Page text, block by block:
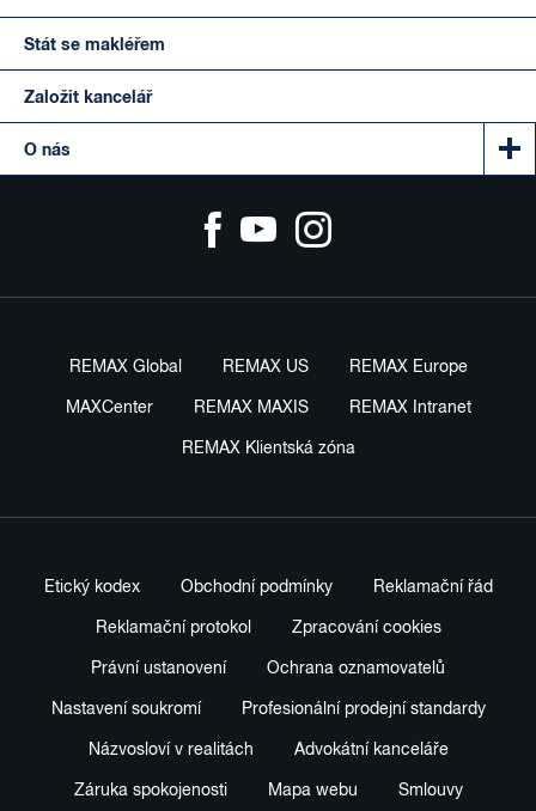
Stát se makléřem
Založit kancelář
O nás
REMAX Global REMAX US REMAX Europe
MAXCenter REMAX MAXIS REMAX Intranet
REMAX Klientská zóna
Etický kodex Obchodní podmínky Reklamační řád
Reklamační protokol Zpracování cookies
Právní ustanovení Ochrana oznamovatelů
Nastavení soukromí Profesionální prodejní standardy
Názvosloví v realitách Advokátní kanceláře
Záruka spokojenosti Mapa webu Smlouvy